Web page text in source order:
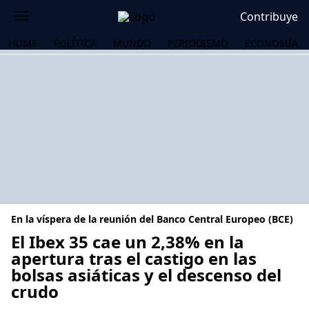
Contribuye
HOME POLÍTICA MUNDO PERIODISMO ECONOMÍA
En la víspera de la reunión del Banco Central Europeo (BCE)
El Ibex 35 cae un 2,38% en la
apertura tras el castigo en las
bolsas asiáticas y el descenso del
crudo